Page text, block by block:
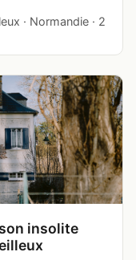
· Normandie · 2
insolite